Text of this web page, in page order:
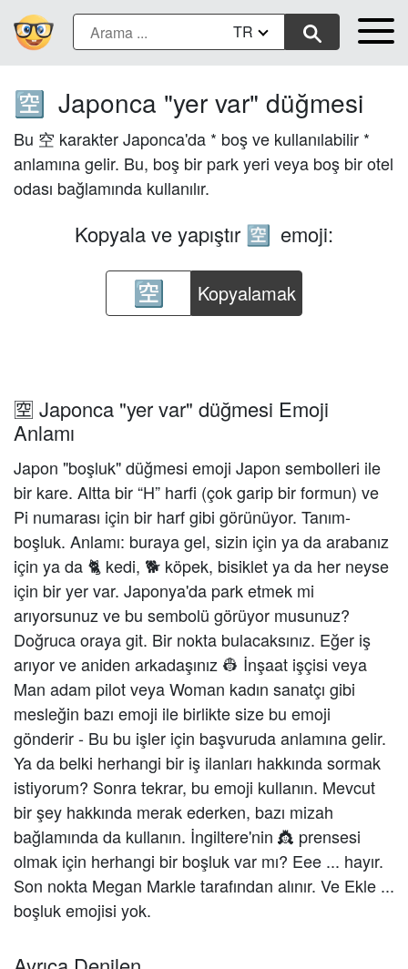
TR
🈳 Japonca "yer var" düğmesi
Bu 空 karakter Japonca'da * boş ve kullanılabilir *
anlamına gelir. Bu, boş bir park yeri veya boş bir otel
odası bağlamında kullanılır.
Kopyala ve yapıştır 🈳 emoji:
Kopyalamak
🈳 Japonca "yer var" düğmesi Emoji
Anlamı
Japon "boşluk" düğmesi emoji Japon sembolleri ile
bir kare. Altta bir “H” harfi (çok garip bir formun) ve
Pi numarası için bir harf gibi görünüyor. Tanım-
boşluk. Anlamı: buraya gel, sizin için ya da arabanız
için ya da 🐈 kedi, 🐕 köpek, bisiklet ya da her neyse
için bir yer var. Japonya'da park etmek mi
arıyorsunuz ve bu sembolü görüyor musunuz?
Doğruca oraya git. Bir nokta bulacaksınız. Eğer iş
arıyor ve aniden arkadaşınız 👷 İnşaat işçisi veya
Man adam pilot veya Woman kadın sanatçı gibi
mesleğin bazı emoji ile birlikte size bu emoji
gönderir - Bu bu işler için başvuruda anlamına gelir.
Ya da belki herhangi bir iş ilanları hakkında sormak
istiyorum? Sonra tekrar, bu emoji kullanın. Mevcut
bir şey hakkında merak ederken, bazı mizah
bağlamında da kullanın. İngiltere'nin 👸 prensesi
olmak için herhangi bir boşluk var mı? Eee ... hayır.
Son nokta Megan Markle tarafından alınır. Ve Ekle ...
boşluk emojisi yok.